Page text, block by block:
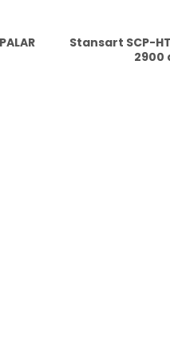
Stansart SCP-
2900